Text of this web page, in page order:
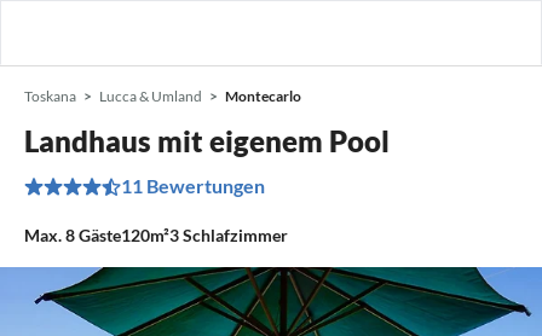
Toskana Lucca & Umland Montecarlo
Landhaus mit eigenem Pool
11 Bewertungen
Max.8Gäste120m²3Schlafzimmer